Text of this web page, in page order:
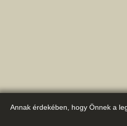
Annak érdekében, hogy Önnek a